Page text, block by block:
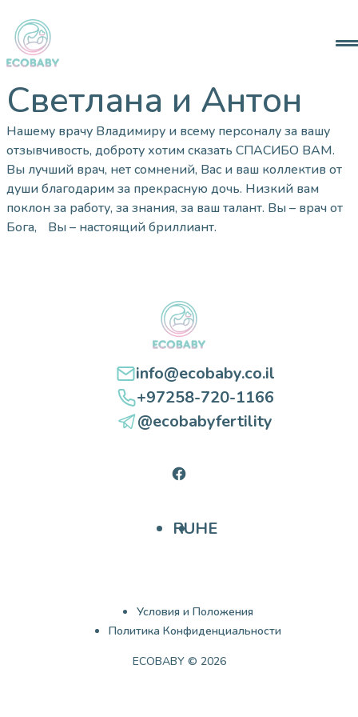
info@ecobaby.co.il
+97258-720-1166
@ecobabyfertility
RUHE
Светлана и Антон
Нашему врачу Владимиру и всему персоналу за вашу
отзывчивость, доброту хотим сказать СПАСИБО ВАМ.
Вы лучший врач, нет сомнений, Вас и ваш коллектив от
души благодарим за прекрасную дочь. Низкий вам
поклон за работу, за знания, за ваш талант. Вы – врач от
Бога, Вы – настоящий бриллиант.
info@ecobaby.co.il
+97258-720-1166
@ecobabyfertility
Facebook
RUHE
ECOBABY © 2026
Условия и Положения
Политика Конфиденциальности